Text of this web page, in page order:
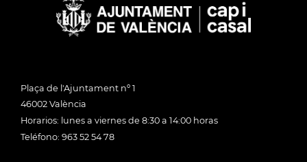
Plaça de l'Ajuntament nº 1
46002 València
Horarios: lunes a viernes de 8:30 a 14:00 horas
Teléfono: 963 52 54 78